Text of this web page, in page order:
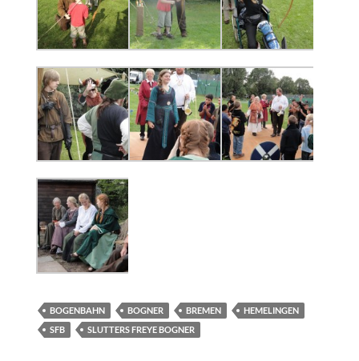
BOGENBAHN BOGNER BREMEN
HEMELINGEN
SFB
SLUTTERS FREYE BOGNER